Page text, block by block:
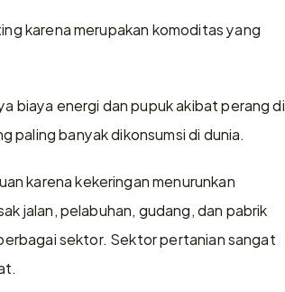
karena merupakan komoditas yang
biaya energi dan pupuk akibat perang di
paling banyak dikonsumsi di dunia.
karena kekeringan menurunkan
jalan, pelabuhan, gudang, dan pabrik
sektor. Sektor pertanian sangat